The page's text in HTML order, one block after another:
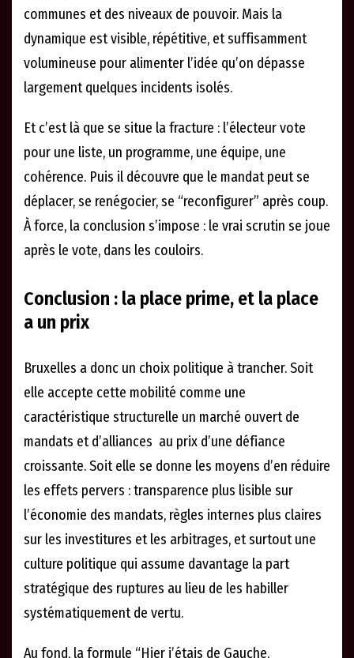
communes et des niveaux de pouvoir. Mais la
dynamique est visible, répétitive, et suffisamment
volumineuse pour alimenter l’idée qu’on dépasse
largement quelques incidents isolés.
Et c’est là que se situe la fracture : l’électeur vote
pour une liste, un programme, une équipe, une
cohérence. Puis il découvre que le mandat peut se
déplacer, se renégocier, se “reconfigurer” après coup.
À force, la conclusion s’impose : le vrai scrutin se joue
après le vote, dans les couloirs.
Conclusion : la place prime, et la place
a un prix
Bruxelles a donc un choix politique à trancher. Soit
elle accepte cette mobilité comme une
caractéristique structurelle un marché ouvert de
mandats et d’alliances au prix d’une défiance
croissante. Soit elle se donne les moyens d’en réduire
les effets pervers : transparence plus lisible sur
l’économie des mandats, règles internes plus claires
sur les investitures et les arbitrages, et surtout une
culture politique qui assume davantage la part
stratégique des ruptures au lieu de les habiller
systématiquement de vertu.
Au fond, la formule “Hier j’étais de Gauche,